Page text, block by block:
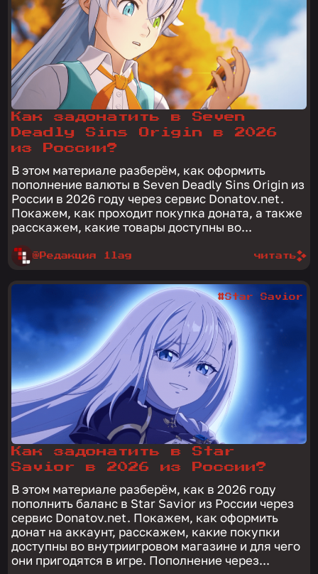
Как задонатить в Seven
Deadly Sins Origin в 2026
из России?
В этом материале разберём, как оформить
пополнение валюты в Seven Deadly Sins Origin из
России в 2026 году через сервис Donatov.net.
Покажем, как проходит покупка доната, а также
расскажем, какие товары доступны во...
@Редакция 1lag читать
Как задонатить в Star
Savior в 2026 из России?
В этом материале разберём, как в 2026 году
пополнить баланс в Star Savior из России через
сервис Donatov.net. Покажем, как оформить
донат на аккаунт, расскажем, какие покупки
доступны во внутриигровом магазине и для чего
они пригодятся в игре. Пополнение через...
#Star Savior